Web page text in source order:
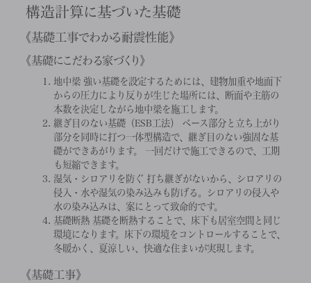
構造計算に基づいた基礎
基礎工事でわかる耐震性能
基礎にこだわる家づくり
地中梁強い基礎を設定するためには、建物加重や地面下
からの圧力により反りが生じた場所には、断面や主筋の
本数を決定しながら地中梁を施工します。
継ぎ目のない基礎（ESB工法）
ベース部分と立ち上がり
部分を同時に打つ一体型構造で、継ぎ目のない強固な基
礎ができあがります。 一回だけで施工できるので、工期
も短縮できます。
湿気・シロアリを防ぐ 打ち継ぎがないから、シロアリの
侵入・水や湿気の染み込みも防げる。シロアリの侵入や
水の染み込みは、案にとって致命的です。
基礎断熱基礎を断熱することで、床下も居室空間と同じ
環境になります。床下の環境をコントロールすることで、
冬暖かく、夏涼しい、快適な住まいが実現します。
基礎工事